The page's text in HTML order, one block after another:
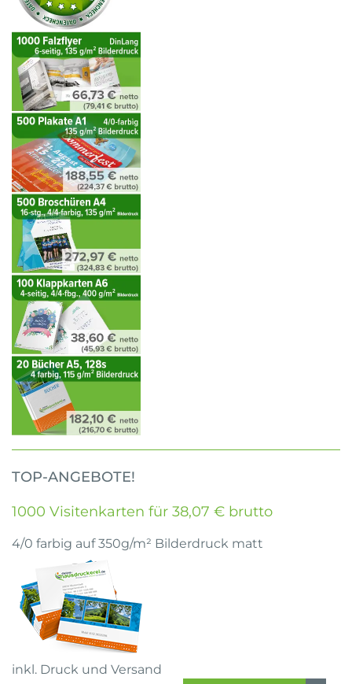
TOP-ANGEBOTE!
1000 Visitenkarten für 38,07 € brutto
4/0 farbig auf 350g/m² Bilderdruck matt
inkl. Druck und Versand